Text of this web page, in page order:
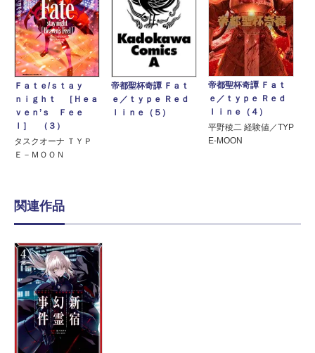
Ｆａｔｅ/ｓｔａｙ
ｎｉｇｈｔ ［Ｈｅａ
ｖｅｎ’ｓ Ｆｅｅ
ｌ］ （３）
タスクオーナ ＴＹＰ
Ｅ－ＭＯＯＮ
帝都聖杯奇譚 Ｆａｔ
ｅ／ｔｙｐｅ Ｒｅｄ
ｌｉｎｅ（５）
帝都聖杯奇譚 Ｆａｔ
ｅ／ｔｙｐｅ Ｒｅｄ
ｌｉｎｅ（４）
平野稜二 経験値／TYP
E-MOON
関連作品